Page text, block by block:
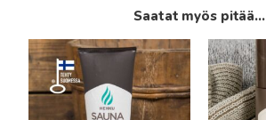
Saatat myös pitää...